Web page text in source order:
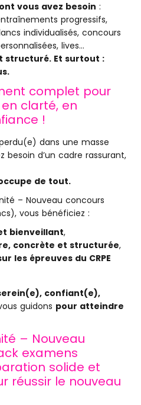
vous avez besoin :
progressifs,
individualisés, concours
lives…
structuré. Et surtout :
complet pour
clarté, en
!
dans une masse
besoin d’un cadre rassurant,
de tout.
– Nouveau concours
vous bénéficiez :
bienveillant,
concrète et structurée,
les épreuves du CRPE
confiant(e),
guidons pour atteindre
– Nouveau
examens
solide et
réussir le nouveau